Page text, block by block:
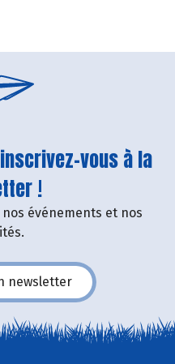
vous à la
!
événements et nos
newsletter